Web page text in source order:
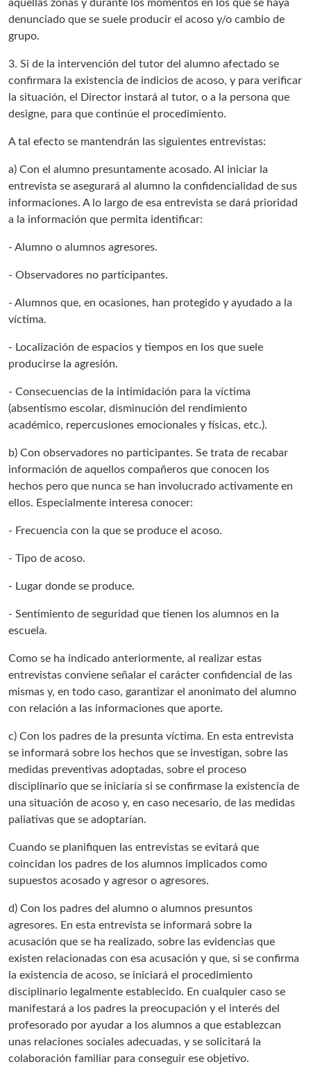
aquellas zonas y durante los momentos en los que se haya
denunciado que se suele producir el acoso y/o cambio de
grupo.
3. Si de la intervención del tutor del alumno afectado se
confirmara la existencia de indicios de acoso, y para verificar
la situación, el Director instará al tutor, o a la persona que
designe, para que continúe el procedimiento.
A tal efecto se mantendrán las siguientes entrevistas:
a) Con el alumno presuntamente acosado. Al iniciar la
entrevista se asegurará al alumno la confidencialidad de sus
informaciones. A lo largo de esa entrevista se dará prioridad
a la información que permita identificar:
- Alumno o alumnos agresores.
- Observadores no participantes.
- Alumnos que, en ocasiones, han protegido y ayudado a la
víctima.
- Localización de espacios y tiempos en los que suele
producirse la agresión.
- Consecuencias de la intimidación para la víctima
(absentismo escolar, disminución del rendimiento
académico, repercusiones emocionales y físicas, etc.).
b) Con observadores no participantes. Se trata de recabar
información de aquellos compañeros que conocen los
hechos pero que nunca se han involucrado activamente en
ellos. Especialmente interesa conocer:
- Frecuencia con la que se produce el acoso.
- Tipo de acoso.
- Lugar donde se produce.
- Sentimiento de seguridad que tienen los alumnos en la
escuela.
Como se ha indicado anteriormente, al realizar estas
entrevistas conviene señalar el carácter confidencial de las
mismas y, en todo caso, garantizar el anonimato del alumno
con relación a las informaciones que aporte.
c) Con los padres de la presunta víctima. En esta entrevista
se informará sobre los hechos que se investigan, sobre las
medidas preventivas adoptadas, sobre el proceso
disciplinario que se iniciaría si se confirmase la existencia de
una situación de acoso y, en caso necesario, de las medidas
paliativas que se adoptarían.
Cuando se planifiquen las entrevistas se evitará que
coincidan los padres de los alumnos implicados como
supuestos acosado y agresor o agresores.
d) Con los padres del alumno o alumnos presuntos
agresores. En esta entrevista se informará sobre la
acusación que se ha realizado, sobre las evidencias que
existen relacionadas con esa acusación y que, si se confirma
la existencia de acoso, se iniciará el procedimiento
disciplinario legalmente establecido. En cualquier caso se
manifestará a los padres la preocupación y el interés del
profesorado por ayudar a los alumnos a que establezcan
unas relaciones sociales adecuadas, y se solicitará la
colaboración familiar para conseguir ese objetivo.